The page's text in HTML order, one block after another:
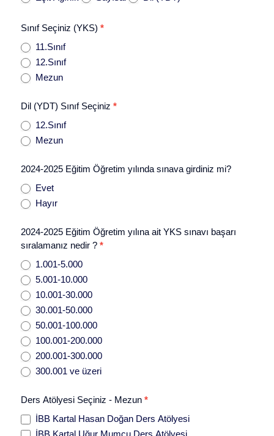
Sınıf Seçiniz (YKS) *
11.Sınıf
12.Sınıf
Mezun
Dil (YDT) Sınıf Seçiniz *
12.Sınıf
Mezun
2024-2025 Eğitim Öğretim yılında sınava girdiniz mi?
Evet
Hayır
2024-2025 Eğitim Öğretim yılına ait YKS sınavı başarı
sıralamanız nedir ? *
1.001-5.000
5.001-10.000
10.001-30.000
30.001-50.000
50.001-100.000
100.001-200.000
200.001-300.000
300.001 ve üzeri
Ders Atölyesi Seçiniz - Mezun *
İBB Kartal Hasan Doğan Ders Atölyesi